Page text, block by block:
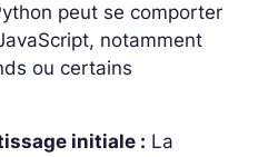
peut se comporter
notamment
ou certains
initiale : La